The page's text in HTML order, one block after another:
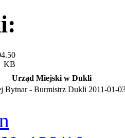
KB
Urząd Miejski w Dukli
Bytnar - Burmistrz Dukli 2011-01-